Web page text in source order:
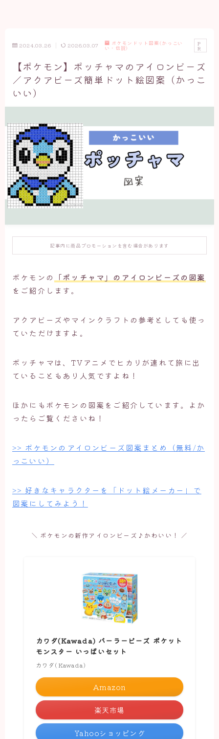
2024.03.26 2026.03.07 ポケモンドット図案(かっこい
い・伝説)
P
R
【ポケモン】ポッチャマのアイロンビーズ
／アクアビーズ簡単ドット絵図案（かっこ
いい）
記事内に商品プロモーションを含む場合があります
ポケモンの
「ポッチャマ」のアイロンビーズの図案
をご紹介します。
アクアビーズやマインクラフトの参考としても使っ
ていただけますよ。
ポッチャマは、TVアニメでヒカリが連れて旅に出
ていることもあり人気ですよね！
ほかにもポケモンの図案をご紹介しています。よか
ったらご覧くださいね！
>> ポケモンのアイロンビーズ図案まとめ（無料/か
っこいい）
>> 好きなキャラクターを「ドット絵メーカー」で
図案にしてみよう！
＼ ポケモンの新作アイロンビーズ♪かわいい！ ／
カワダ(Kawada) パーラービーズ ポケット
モンスター いっぱいセット
カワダ(Kawada)
Amazon
楽天市場
Yahooショッピング